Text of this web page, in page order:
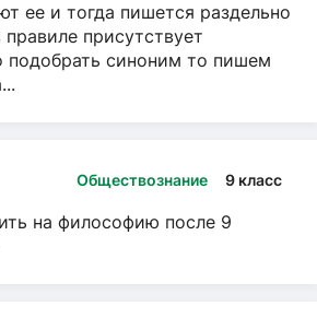
ее и тогда пишется раздельно
присутствует
подобрать синоним то пишем
Обществознание 9 класс
на философию после 9